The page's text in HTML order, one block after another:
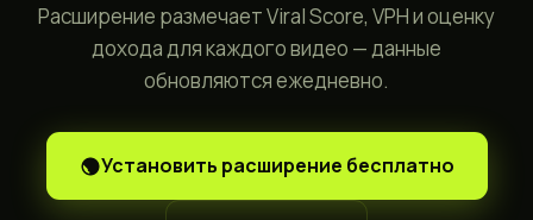
Расширение размечает Viral Score, VPH и оценку
дохода для каждого видео — данные
обновляются ежедневно.
Установить расширение бесплатно